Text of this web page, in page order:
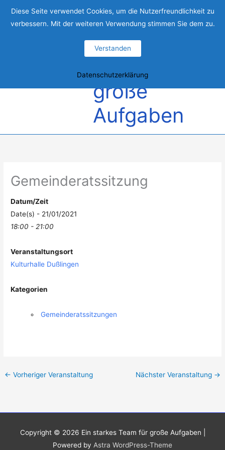
Ein
starkes
Team für
große
Aufgaben
Gemeinderatssitzung
Datum/Zeit
Date(s) - 21/01/2021
18:00 - 21:00
Veranstaltungsort
Kulturhalle Dußlingen
Kategorien
Gemeinderatssitzungen
← Vorheriger Veranstaltung Nächster Veranstaltung →
Copyright © 2026 Ein starkes Team für große Aufgaben
Powered by Astra WordPress-Theme
Diese Seite verwendet Cookies, um die Nutzerfreundlichkeit zu
verbessern. Mit der weiteren Verwendung stimmen Sie dem zu.
Verstanden
Datenschutzerklärung